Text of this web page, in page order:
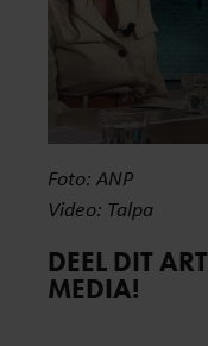
Foto: ANP
Video: Talpa
DEEL DIT
MEDIA!